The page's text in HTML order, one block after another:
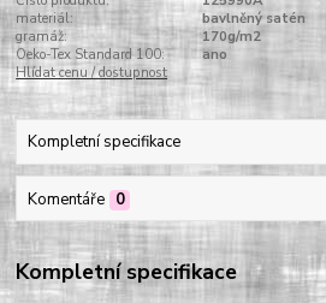
materiál:
bavlněný satén
gramáž:
170g/m2
Oeko-Tex Standard 100:
ano
Hlídat cenu / dostupnost
Kompletní specifikace
Komentáře 0
Kompletní specifikace